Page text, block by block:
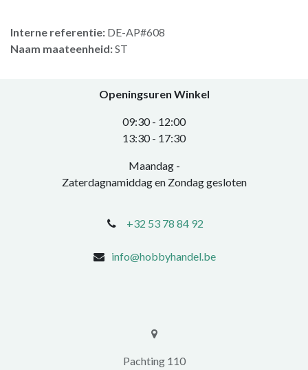
Interne referentie: DE-AP#608
Naam maateenheid:ST
Openingsuren Winkel
0​9:30 - 12:00
​13:30 - 17:30​
Maandag -
Zaterdagnamiddag en Zondag gesloten
+32 53 78 84 92
info@hobbyhandel.be
​​Pachting 110